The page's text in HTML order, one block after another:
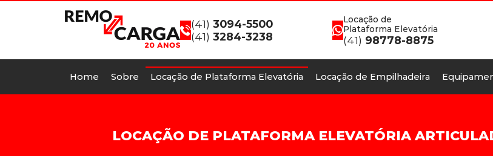
(41) 3094-5500
(41) 3284-3238
Locação de
Plataforma Elevatória
(41) 98778-8875
Home Sobre Locação de Plataforma Elevatória Locação de Empilhadeira
LOCAÇÃO DE PLATAFORMA ELEVATÓRIA